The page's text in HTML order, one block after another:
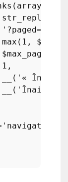
( array
str_replace
'?paged=%#%'
max ( 1 , $paged
$max_page
1 ,
( '« Înapoi'
( 'Înainte